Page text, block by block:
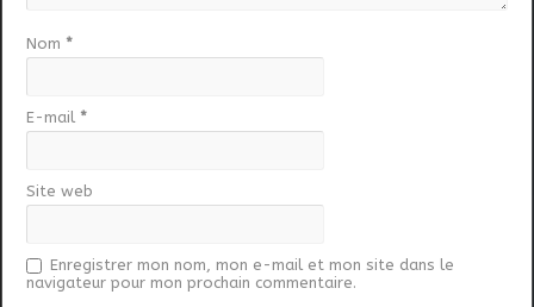
Nom *
E-mail *
Site web
Enregistrer mon nom, mon e-mail et mon site dans le
navigateur pour mon prochain commentaire.